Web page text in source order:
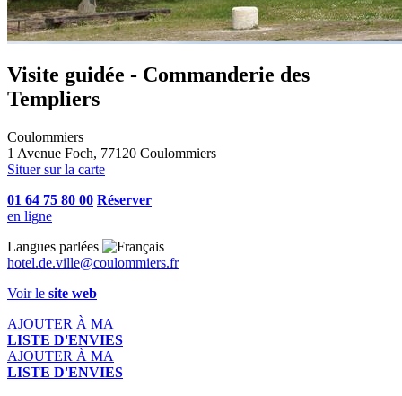
Visite guidée - Commanderie des
Templiers
Coulommiers
1 Avenue Foch, 77120 Coulommiers
Situer sur la carte
01 64 75 80 00 Réserver
en ligne
Langues parlées
hotel.de.ville@coulommiers.fr
Voir le site web
AJOUTER À MA
LISTE D'ENVIES
AJOUTER À MA
LISTE D'ENVIES